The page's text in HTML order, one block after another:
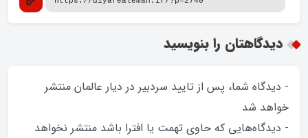
دیدگاهتان را بنویسید
- دیدگاه شما، پس از تایید سردبیر در دیار عالمان منتشر
خواهد‌ شد
- دیدگاه‌هایی که حاوی تهمت یا افترا باشد منتشر نخواهد‌